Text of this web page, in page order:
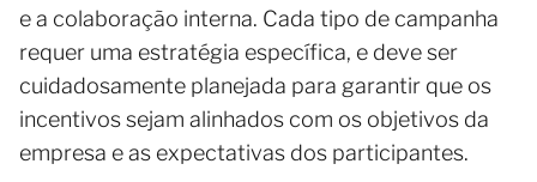
e a colaboração interna. Cada tipo de campanha
requer uma estratégia específica, e deve ser
cuidadosamente planejada para garantir que os
incentivos sejam alinhados com os objetivos da
empresa e as expectativas dos participantes.